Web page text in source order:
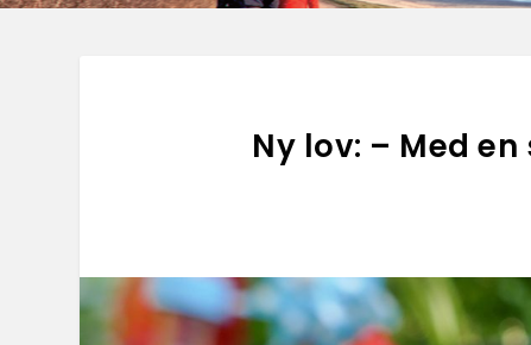
Ny lov: – Med